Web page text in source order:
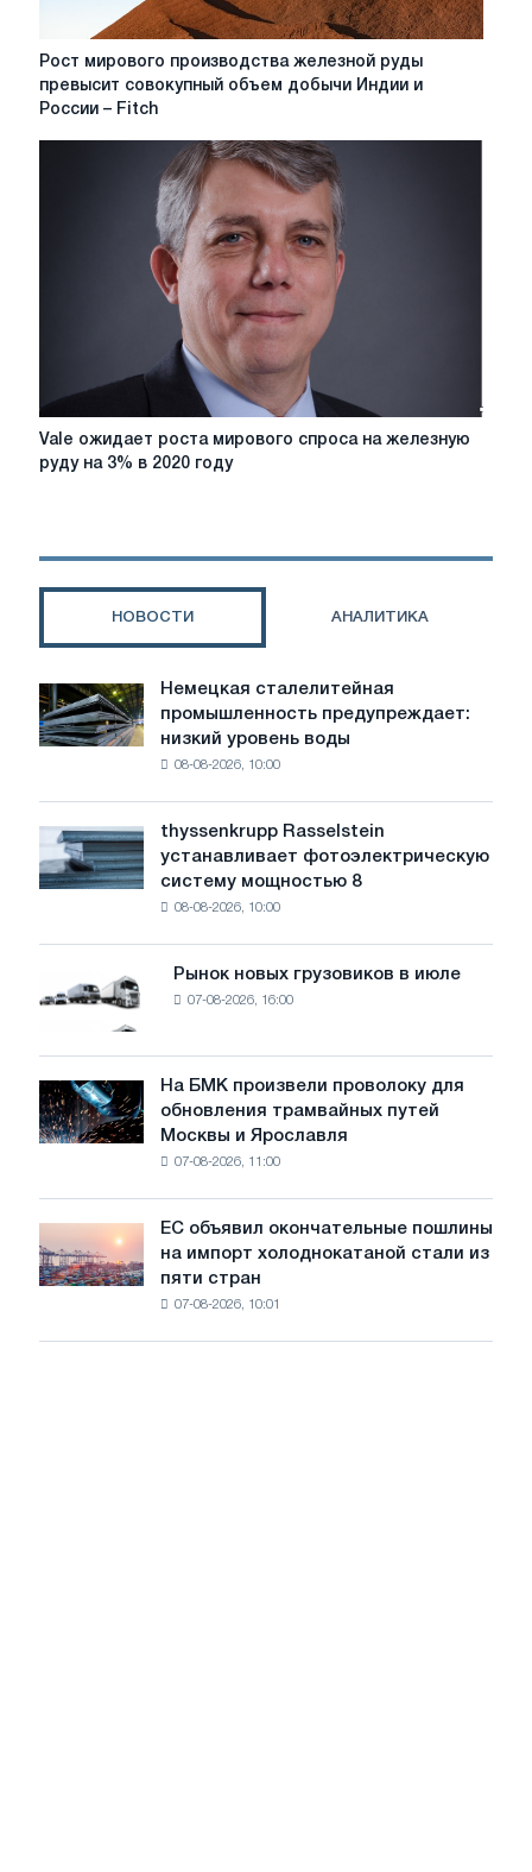
Рост
производства
Рост мирового производства железной руды
превысит совокупный объем добычи Индии и
России – Fitch
Vale
ожидает
на
3%
2020
году
Vale ожидает роста мирового спроса на железную
руду на 3% в 2020 году
НОВОСТИ АНАЛИТИКА
Немецкая
сталелитейная
промышленность
предупреждает:
воды
угрожает
безопасности
Немецкая сталелитейная
промышленность предупреждает:
низкий уровень воды
08-08-2026, 10:00
thyssenkrupp
Rasselstein
устанавливает
фотоэлектрическую
достижения
целей
обезуглероживания
thyssenkrupp Rasselstein
устанавливает фотоэлектрическую
систему мощностью 8
08-08-2026, 10:00
Рынок
новых
грузовиков
в
июле
Рынок новых грузовиков в июле
07-08-2026, 16:00
На
БМК
произвели
трамвайных
путей
Москвы
Ярославля
На БМК произвели проволоку для
обновления трамвайных путей
Москвы и Ярославля
07-08-2026, 11:00
объявил
окончательные
ЕС объявил окончательные пошлины
на импорт холоднокатаной стали из
пяти стран
07-08-2026, 10:01